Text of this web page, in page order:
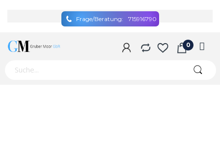
Frage/Beratung: 715916790